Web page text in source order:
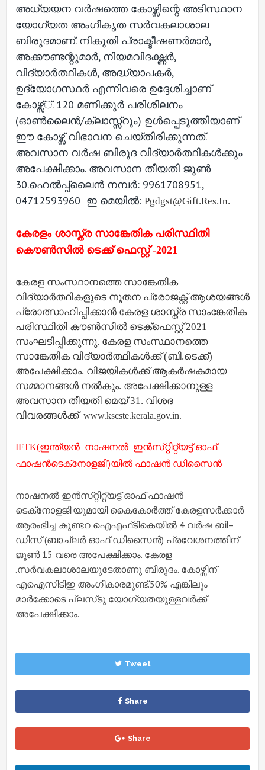
അധ്യയന വർഷത്തെ കോഴ്സിന്റെ അടിസ്ഥാന
യോഗ്യത അംഗീകൃത സർവകലാശാല
ബിരുദമാണ്. നികുതി പ്രാക്ടീഷണർമാർ,
അക്കൗണ്ടന്റുമാർ, നിയമവിദഗ്ദ്ധർ,
വിദ്യാർത്ഥികൾ, അദ്ധ്യാപകർ,
ഉദ്യോഗസ്ഥർ എന്നിവരെ ഉദ്ദേശിച്ചാണ്
കോഴ്സ്്. 120 മണിക്കൂർ പരിശീലനം
(ഓൺലൈൻ/ക്ലാസ്സ്റൂം) ഉൾപ്പെടുത്തിയാണ്
ഈ കോഴ്സ് വിഭാവന ചെയ്തിരിക്കുന്നത്.
അവസാന വർഷ ബിരുദ വിദ്യാർത്ഥികൾക്കും
അപേക്ഷിക്കാം. അവസാന തീയതി ജൂൺ
30.ഹെൽപ്പ്ലൈൻ നമ്പർ: 9961708951,
04712593960 ഇ മെയിൽ: Pgdgst@gift.res.in.
കേരളം ശാസ്ത്ര സാങ്കേതിക പരിസ്ഥിതി
കൌൺസിൽ ടെക്ക് ഫെസ്റ്റ് -2021
കേരള സംസ്ഥാനത്തെ സാങ്കേതിക
വിദ്യാർത്ഥികളുടെ നൂതന പ്രോജക്റ്റ് ആശയങ്ങൾ
പ്രോത്സാഹിപ്പിക്കാൻ കേരള ശാസ്ത്ര സാംങ്കേതിക
പരിസ്ഥിതി കൗൺസിൽ ടെക്ഫെസ്റ്റ് 2021
സംഘടിപ്പിക്കുന്നു. കേരള സംസ്ഥാനത്തെ
സാങ്കേതിക വിദ്യാർത്ഥികൾക്ക് (ബി.ടെക്ക്)
അപേക്ഷിക്കാം. വിജയികൾക്ക് ആകർഷകമായ
സമ്മാനങ്ങൾ നൽകും. അപേക്ഷിക്കാനുള്ള
അവസാന തീയതി മെയ് 31. വിശദ
വിവരങ്ങൾക്ക് www.kscste.kerala.gov.in.
IFTK(ഇന്ത്യൻ നാഷനൽ ഇൻസ്‌റ്റിറ്റ്യട്ട് ഓഫ്
ഫാഷൻടെക്‌നോളജി’)യിൽ ഫാഷൻ ഡിസൈൻ
നാഷനൽ ഇൻസ്‌റ്റിറ്റ്യട്ട് ഓഫ് ഫാഷൻ
ടെക്‌നോളജി’യുമായി കൈകോർത്ത് കേരളസർക്കാർ
ആരംഭിച്ച കുണ്ടറ ഐഎഫ്‌ടികെയിൽ 4 വർഷ ബി–
ഡിസ് (ബാച്‌ലർ ഓഫ് ഡിസൈൻ) പ്രവേശനത്തിന്
ജൂൺ 15 വരെ അപേക്ഷിക്കാം. കേരള
.സർവകലാശാലയുടേതാണു ബിരുദം. കോഴ്സിന്
എഐസിടിഇ അംഗീകാരമുണ്ട്.50% എങ്കിലും
മാർക്കോടെ പ്ലസ്‌ടു യോഗ്യതയുള്ളവർക്ക്
അപേക്ഷിക്കാം.
Tweet
Share
Share